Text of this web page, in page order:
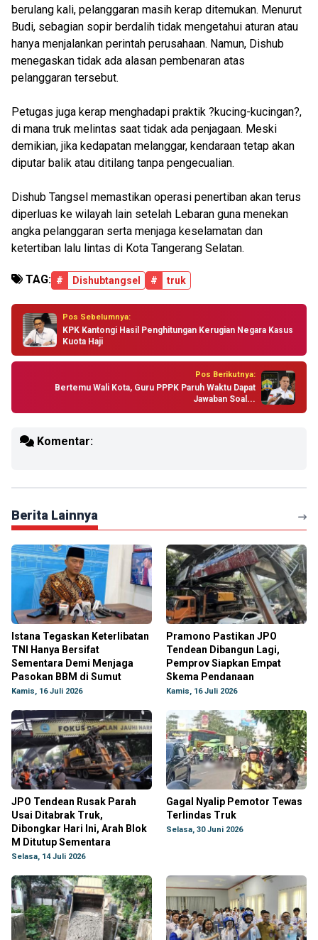
berulang kali, pelanggaran masih kerap ditemukan. Menurut
Budi, sebagian sopir berdalih tidak mengetahui aturan atau
hanya menjalankan perintah perusahaan. Namun, Dishub
menegaskan tidak ada alasan pembenaran atas
pelanggaran tersebut.
Petugas juga kerap menghadapi praktik ?kucing-kucingan?,
di mana truk melintas saat tidak ada penjagaan. Meski
demikian, jika kedapatan melanggar, kendaraan tetap akan
diputar balik atau ditilang tanpa pengecualian.
Dishub Tangsel memastikan operasi penertiban akan terus
diperluas ke wilayah lain setelah Lebaran guna menekan
angka pelanggaran serta menjaga keselamatan dan
ketertiban lalu lintas di Kota Tangerang Selatan.
TAG: # Dishubtangsel # truk
Pos Sebelumnya:
KPK Kantongi Hasil Penghitungan Kerugian Negara Kasus
Kuota Haji
Pos Berikutnya:
Bertemu Wali Kota, Guru PPPK Paruh Waktu Dapat
Jawaban Soal...
Komentar:
Berita Lainnya
Istana Tegaskan Keterlibatan
TNI Hanya Bersifat
Sementara Demi Menjaga
Pasokan BBM di Sumut
Kamis, 16 Juli 2026
Pramono Pastikan JPO
Tendean Dibangun Lagi,
Pemprov Siapkan Empat
Skema Pendanaan
Kamis, 16 Juli 2026
JPO Tendean Rusak Parah
Usai Ditabrak Truk,
Dibongkar Hari Ini, Arah Blok
M Ditutup Sementara
Selasa, 14 Juli 2026
Gagal Nyalip Pemotor Tewas
Terlindas Truk
Selasa, 30 Juni 2026